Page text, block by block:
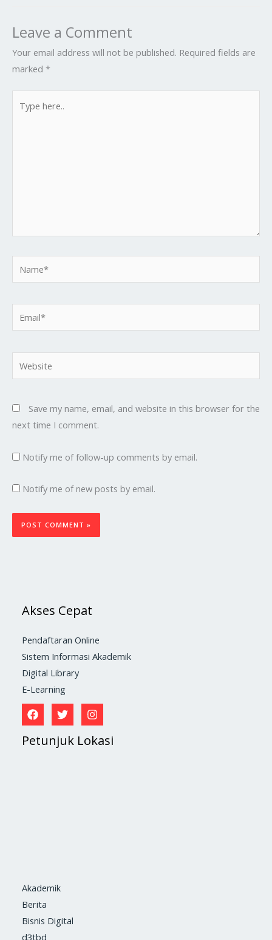
Leave a Comment
Your email address will not be published. Required fields are
marked *
here..
Save my name, email, and website in this browser for the
next time I comment.
Notify me of follow-up comments by email.
Notify me of new posts by email.
Akses Cepat
Pendaftaran Online
Sistem Informasi Akademik
Digital Library
E-Learning
Petunjuk Lokasi
Akademik
Berita
Bisnis Digital
d3tbd